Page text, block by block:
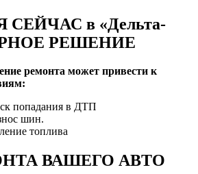
в «Дельта-
РЕШЕНИЕ
ремонта может привести к
попадания в ДТП
шин.
топлива
ВАШЕГО АВТО